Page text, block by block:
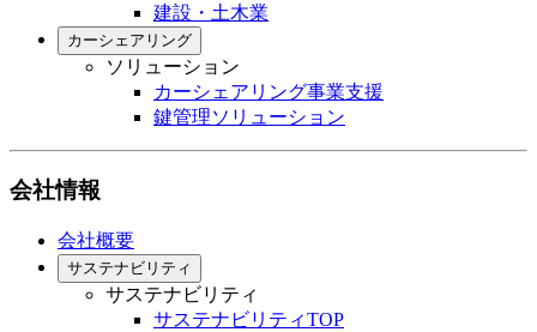
建設・土木業
カーシェアリング
ソリューション
カーシェアリング事業支援
鍵管理ソリューション
会社情報
会社概要
サステナビリティ
サステナビリティ
サステナビリティTOP